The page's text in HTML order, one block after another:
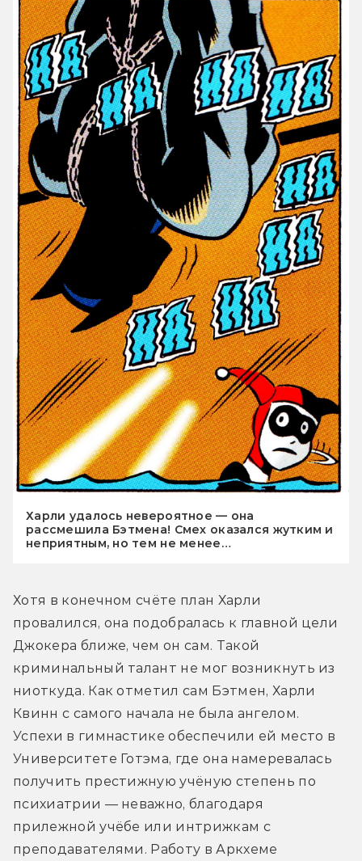
Харли удалось невероятное — она
рассмешила Бэтмена! Смех оказался жутким и
неприятным, но тем не менее…
Хотя в конечном счёте план Харли
провалился, она подобралась к главной цели
Джокера ближе, чем он сам. Такой
криминальный талант не мог возникнуть из
ниоткуда. Как отметил сам Бэтмен, Харли
Квинн с самого начала не была ангелом.
Успехи в гимнастике обеспечили ей место в
Университете Готэма, где она намеревалась
получить престижную учёную степень по
психиатрии — неважно, благодаря
прилежной учёбе или интрижкам с
преподавателями. Работу в Аркхеме